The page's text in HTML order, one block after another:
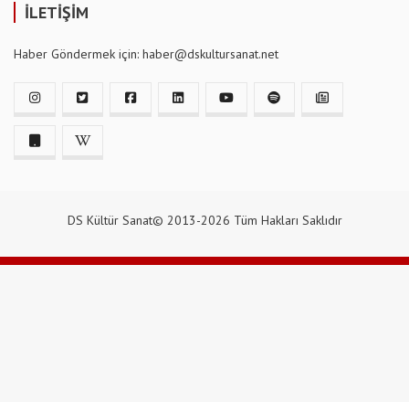
İLETİŞİM
Haber Göndermek için: haber@dskultursanat.net
DS Kültür Sanat© 2013-2026 Tüm Hakları Saklıdır